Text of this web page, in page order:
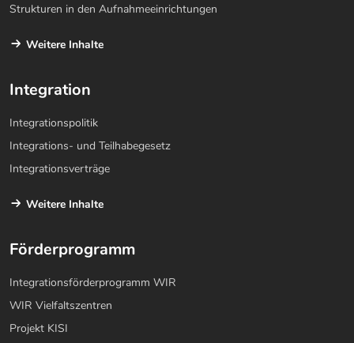
Strukturen in den Aufnahmeeinrichtungen
Weitere Inhalte
Integration
Integrationspolitik
Integrations- und Teilhabegesetz
Integrationsverträge
Weitere Inhalte
Förderprogramm
Integrationsförderprogramm WIR
WIR Vielfaltszentren
Projekt KISI